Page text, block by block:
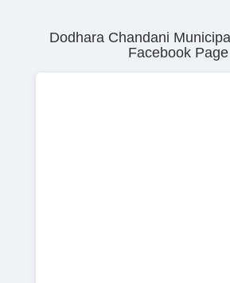
Dodhara Chandani
Facebook Page